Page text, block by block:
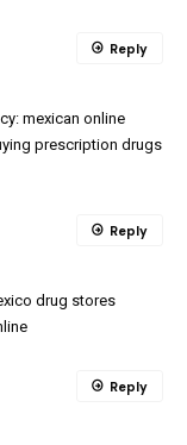
mexican online
prescription drugs
Reply
drug stores
Reply
Reply